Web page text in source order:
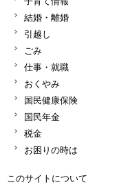
結婚・離婚
引越し
ごみ
仕事・就職
おくやみ
国民健康保険
国民年金
税金
お困りの時は
このサイトについて